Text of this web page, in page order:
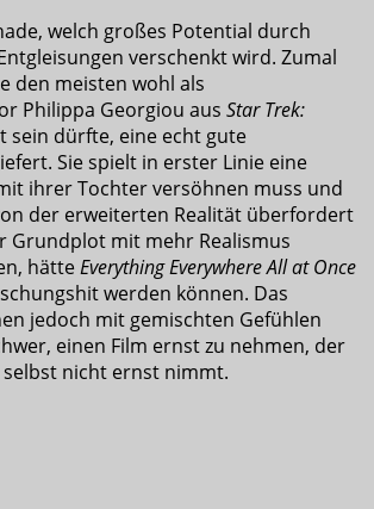
welch großes Potential durch
verschenkt wird. Zumal
den meisten wohl als
Philippa Georgiou aus Star Trek:
sein dürfte, eine echt gute
Sie spielt in erster Linie eine
ihrer Tochter versöhnen muss und
der erweiterten Realität überfordert
Grundplot mit mehr Realismus
hätteEverything Everywhere All at Once
werden können. Das
jedoch mit gemischten Gefühlen
einen Film ernst zu nehmen, der
nicht ernst nimmt.